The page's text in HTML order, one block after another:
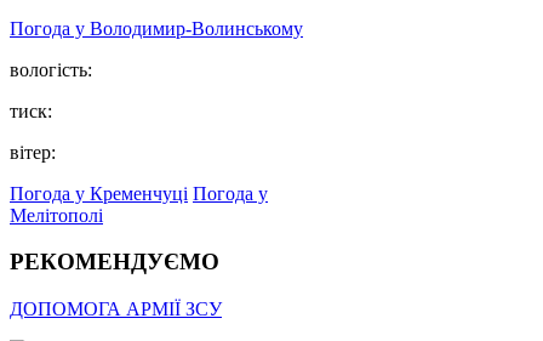
Погода у Володимир-Волинському
вологість:
тиск:
вітер:
Погода у Кременчуці Погода у
Мелітополі
РЕКОМЕНДУЄМО
ДОПОМОГА АРМІЇ ЗСУ